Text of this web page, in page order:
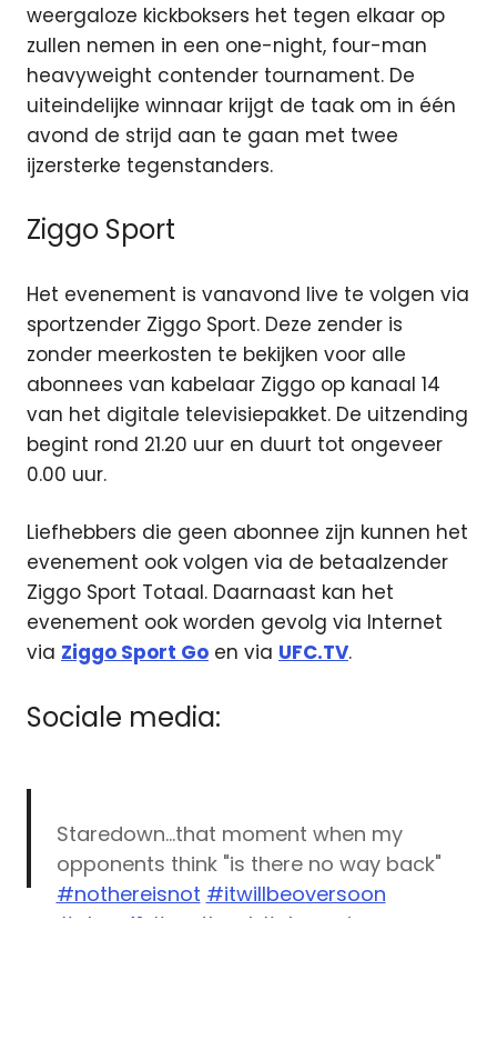
weergaloze kickboksers het tegen elkaar op
zullen nemen in een one-night, four-man
heavyweight contender tournament. De
uiteindelijke winnaar krijgt de taak om in één
avond de strijd aan te gaan met twee
ijzersterke tegenstanders.
Ziggo Sport
Het evenement is vanavond live te volgen via
sportzender Ziggo Sport. Deze zender is
zonder meerkosten te bekijken voor alle
abonnees van kabelaar Ziggo op kanaal 14
van het digitale televisiepakket. De uitzending
begint rond 21.20 uur en duurt tot ongeveer
0.00 uur.
Liefhebbers die geen abonnee zijn kunnen het
evenement ook volgen via de betaalzender
Ziggo Sport Totaal. Daarnaast kan het
evenement ook worden gevolg via Internet
via Ziggo Sport Go en via UFC.TV.
Sociale media:
Staredown…that moment when my
opponents think "is there no way back"
#nothereisnot #itwillbeoversoon
#glory41 #nextlevel #champion